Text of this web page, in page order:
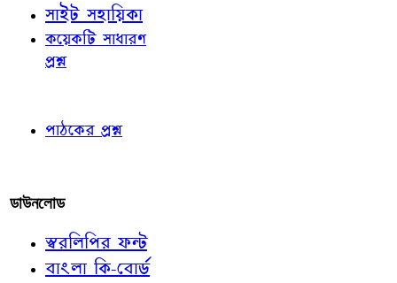
সাইট সহায়িকা
কয়েকটি সাধারণ
প্রশ্ন
পাঠকের প্রশ্ন
ডাউনলোড
স্বরলিপির ফন্ট
বাংলা কি-বোর্ড